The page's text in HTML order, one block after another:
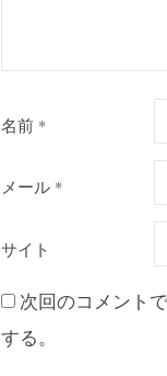
名前 *
メール *
サイト
次回のコメント
する。